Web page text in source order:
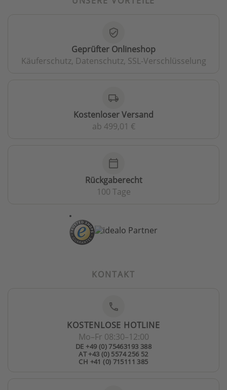
verified_user
Geprüfter Onlineshop
Käuferschutz, Datenschutz, SSL-Verschlüsselung
local_shipping
Kostenloser Versand
ab 499,01 €
calendar_today
Rückgaberecht
100 Tage
KONTAKT
phone
KOSTENLOSE HOTLINE
Mo–Fr 08:30–12:00
DE +49 (0) 75463193 388
AT +43 (0) 5574 256 52
CH +41 (0) 715111 385